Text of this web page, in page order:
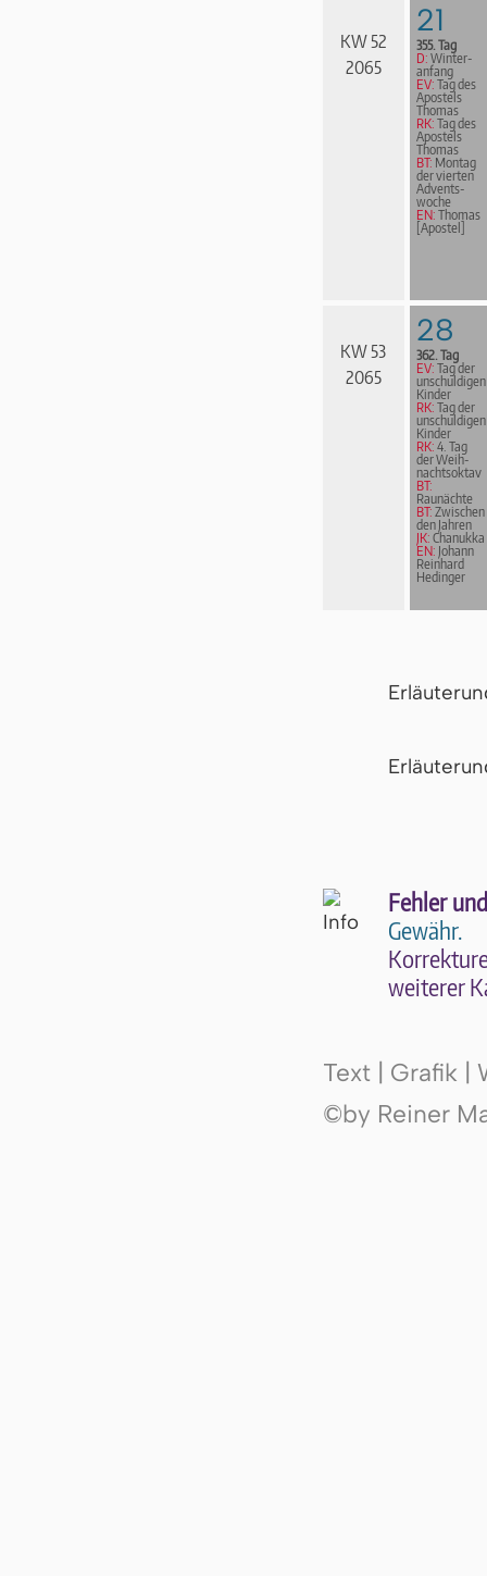
KW 52
2065
21
355. Tag
D: Win­ter­
an­fang
EV: Tag des
Apostels
Thomas
RK: Tag des
Apostels
Thomas
BT: Montag
der vierten
Advents­
woche
EN: Thomas
[Apostel]
KW 53
2065
28
362. Tag
EV: Tag der
unschuldigen
Kinder
RK: Tag der
unschuldigen
Kinder
RK: 4. Tag
der Weih­
nachts­ok­tav
BT:
Raunächte
BT: Zwischen
den Jahren
JK: Chanukka
EN: Johann
Reinhard
Hedinger
Fehler
Gewähr.
wei­te­rer
Text | Grafik |
©by Reiner